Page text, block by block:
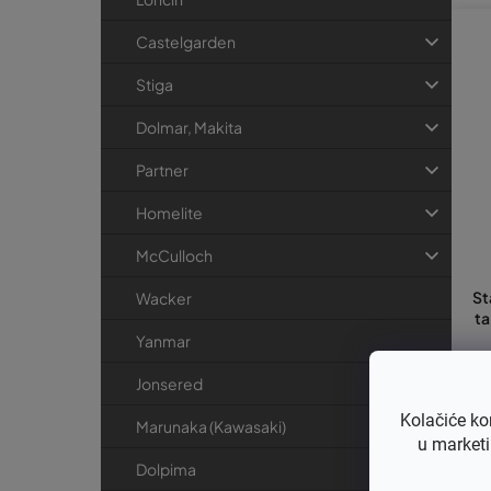
Kolačiće
u
Castelgarden
Stiga
Dolmar, Makita
Partner
Homelite
McCulloch
Wacker
Yanmar
Jonsered
Marunaka (Kawasaki)
Dolpima